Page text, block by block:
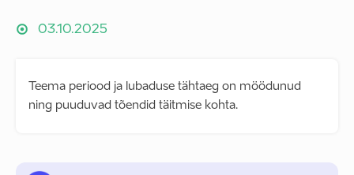
03.10.2025
Teema periood ja lubaduse tähtaeg on möödunud
ning puuduvad tõendid täitmise kohta.